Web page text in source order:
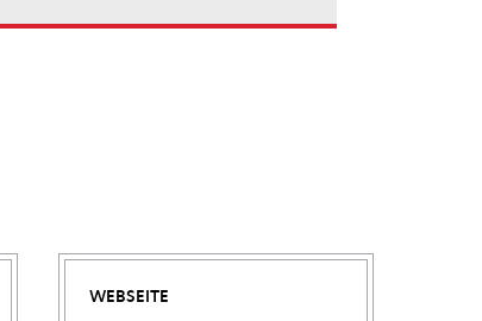
WEBSEITE